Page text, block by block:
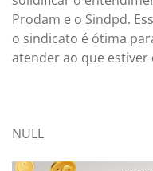
Prodam e o Sindpd.
o sindicato é ótima
atender ao que estiver
NULL